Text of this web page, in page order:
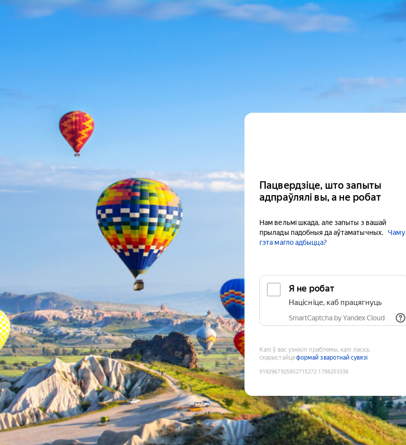
Пацвердзіце, што запыты
адпраўлялі вы, а не робат
Нам вельмі шкада, але запыты з вашай
прылады падобныя да аўтаматычных.
Чаму
гэта магло адбыцца?
Я не робат
Націсніце, каб працягнуць
SmartCaptcha by Yandex Cloud
Калі ў вас узніклі праблемы, калі ласка,
скарыстайцеформай зваротнай сувязі
9192967925852715272:1786253338